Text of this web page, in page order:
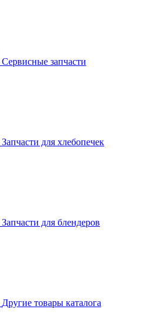
Сервисные запчасти
Запчасти для хлебопечек
Запчасти для блендеров
Другие товары каталога